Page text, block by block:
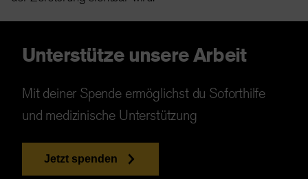
Unterstütze unsere Arbeit
Mit deiner Spende ermöglichst du Soforthilfe
und medizinische Unterstützung
Jetzt spenden